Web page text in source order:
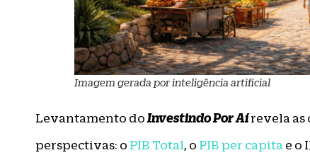
Imagem gerada por inteligência artificial
Levantamento do Investindo Por Aírevela as
perspectivas: o PIB Total, o PIB per capita e o